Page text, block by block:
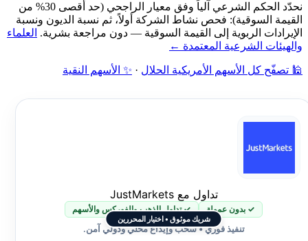
نحدّد الحكم الشرعي آلياً وفق معيار الراجحي (حد أقصى 30% من
القيمة السوقية): فحص نشاط الشركة أولاً، ثم نسبة الديون ونسبة
الإيرادات الربوية إلى القيمة السوقية — دون مراجعة بشرية. العلماء
والهيئات الشرعية المعتمدة ←
🕌 تصفّح كل الأسهم الأمريكية الحلال · ✨ الأسهم النقية
شريك موثوق • اختيار المحررين
تداول مع JustMarkets
✓ بدون عمولة ✓ تداول الذهب والفوركس والأسهم
تنفيذ فوري • سحب وإيداع محلي ودولي آمن.